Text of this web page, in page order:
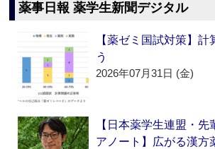
薬事日報 薬学生新聞デジタル
【薬ゼミ国試対策】計
う
2026年07月31日 (金)
【日本薬学生連盟・先
アノート】広がる漢